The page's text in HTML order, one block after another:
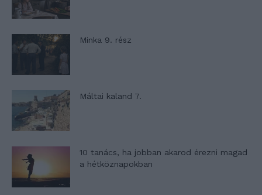
Minka 9. rész
Máltai kaland 7.
10 tanács, ha jobban akarod érezni magad
a hétköznapokban